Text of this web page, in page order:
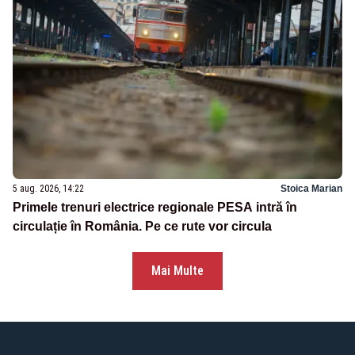
5 aug. 2026, 14:22 Stoica Marian
Primele trenuri electrice regionale PESA intră în
circulație în România. Pe ce rute vor circula
Mai Multe